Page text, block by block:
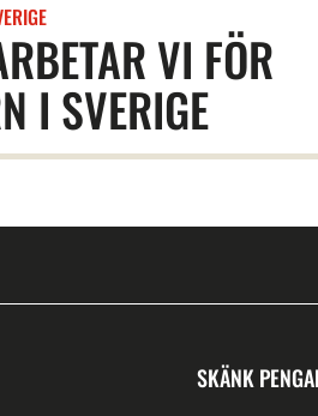
VI FÖR
I SVERIGE
SKÄNK